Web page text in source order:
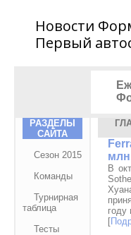
Новости
Первый
РАЗДЕЛЫ
САЙТА
Сезон 2015
Команды
Турнирная
таблица
Тесты
В
[